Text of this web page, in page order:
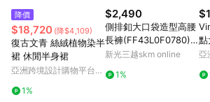
8. LINE購物為購物資訊整合性平台，商品資料更
如顯示之商品規格、顏色、價位、贈品與東森購
頁不符，以銷售網頁標示為準。 9. 若有贈點爭議
日期+180天以內至LINE購物客服洽詢；若超過
行申訴，恕無法贈點回饋。 10. 部分點數紅包僅
用，或不適用於無回饋商品。各點數紅包之適用商
請依點數紅包頁面規則為準。
降價
$18,720 (降$4,109)
復古文青 絲絨植物染半
裙 休閒半身裙
亞洲跨境設計購物平台
1%
$2,490
側排釦大口袋造型高腰
長褲(FF43L0F0780) -
ehka sopo
新光三越skm online
1%
點
亞